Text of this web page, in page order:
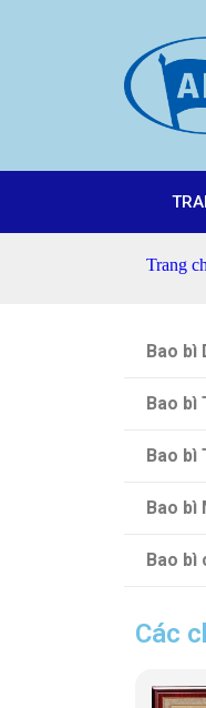
Trang
Bao bì
Bao bì
Bao bì
Bao bì
Bao bì
Các